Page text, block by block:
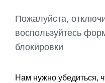
Пожалуйста,
воспользуйтесь
блокировки
Нам нужно убедиться,